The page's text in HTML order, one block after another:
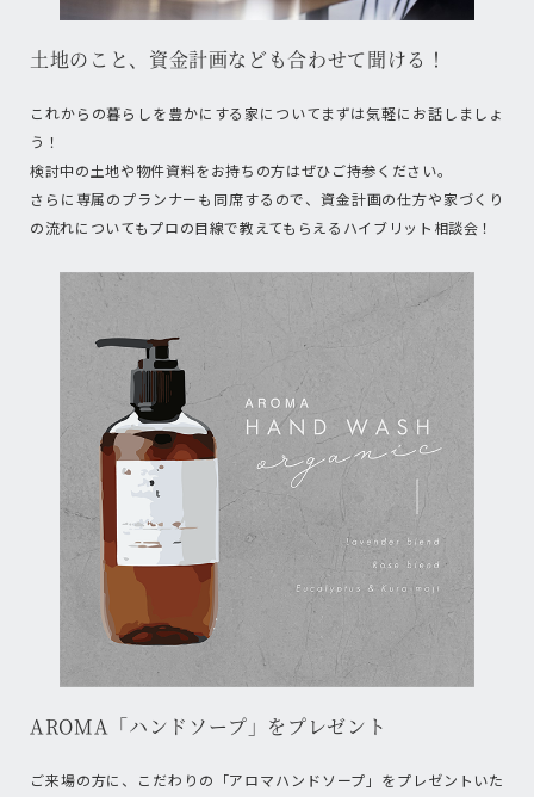
土地のこと、資金計画なども合わせて聞ける！
これからの暮らしを豊かにする家についてまずは気軽にお話しましょ
う！
検討中の土地や物件資料をお持ちの方はぜひご持参ください。
さらに専属のプランナーも同席するので、資金計画の仕方や家づくり
の流れについてもプロの目線で教えてもらえるハイブリット相談会！
AROMA「ハンドソープ」をプレゼント
ご来場の方に、こだわりの「アロマハンドソープ」をプレゼントいた